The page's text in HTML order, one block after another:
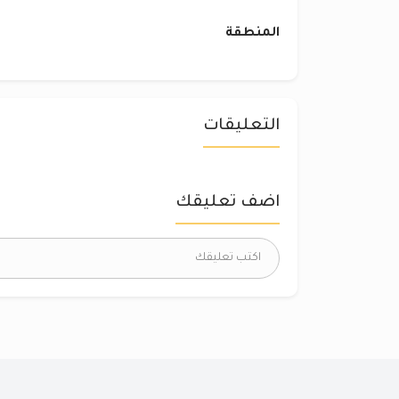
المنطقة
التعليقات
اضف تعليقك